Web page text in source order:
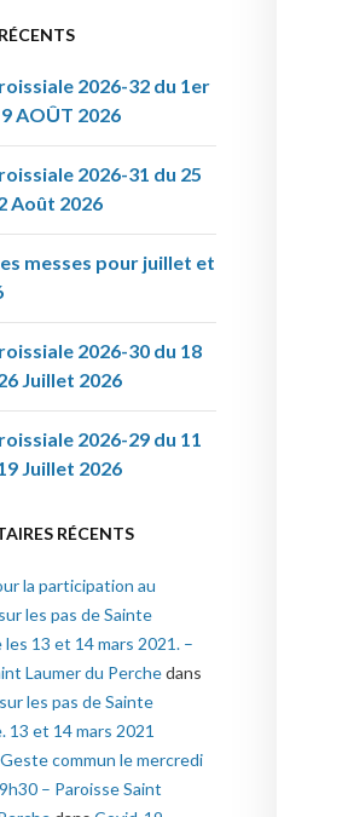
2026-32 du 1er
AOÛT 2026
2026-31 du 25
Août 2026
messes pour juillet et
2026-30 du 18
Juillet 2026
2026-29 du 11
Juillet 2026
RÉCENTS
la participation au
les pas de Sainte
13 et 14 mars 2021. –
Laumer du Perchedans
les pas de Sainte
13 et 14 mars 2021
commun le mercredi
– Paroisse Saint